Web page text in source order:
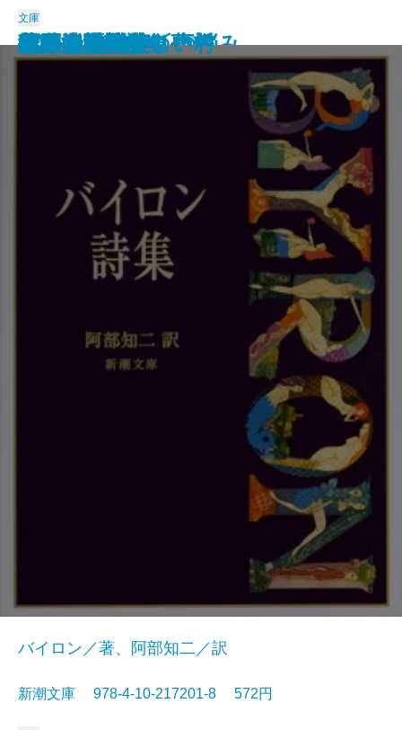
孤独な散歩者の夢想
ゲーテ詩集
脂肪の塊・テリエ館
パルムの僧院〔下〕
巴里の憂鬱
若きウェルテルの悩み
ハイネ詩集
女の一生
パルムの僧院〔上〕
三好達治詩集
文庫
バイロン詩集
バイロン／著、阿部知二／訳
新潮文庫 978-4-10-217201-8 572円
春琴抄
風立ちぬ・美しい村
ヴィヨンの妻
北原白秋詩集
萩原朔太郎詩集
ヘッセ詩集
春の嵐
椿姫
春